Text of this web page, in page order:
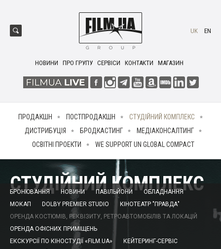
НОВИНИ ПРО ГРУПУ СЕРВІСИ КОНТАКТИ МАГАЗИН
UK EN
ПРОДАКШН ПОСТПРОДАКШН
СТУДІЙНИЙ КОМПЛЕКС
ДИСТРИБУЦІЯ
БРОДКАСТИНГ
МЕДІАКОНСАЛТИНГ
ОСВІТНІ ПРОЕКТИ
WE SUPPORT UN GLOBAL COMPACT
СТУДІЙНИЙ КОМПЛЕКС
БРОНЮВАННЯ НОВИНИ ПАВІЛЬЙОНИ
ОБЛАДНАННЯ
МОКАП
DOLBY PREMIER STUDIO
КІНОТЕАТР "ПРАВДА"
ОРЕНДА КОСТЮМІВ, РЕКВІЗИТУ, РЕТРОАВТОМОБІЛІВ ТА ЛОКАЦІЙ
ОРЕНДА ОФІСНИХ ПРИМІЩЕНЬ
ЕКСКУРСІЇ ПО КІНОСТУДІЇ «FILM.UA»
КЕЙТЕРИНГ-СЕРВІС